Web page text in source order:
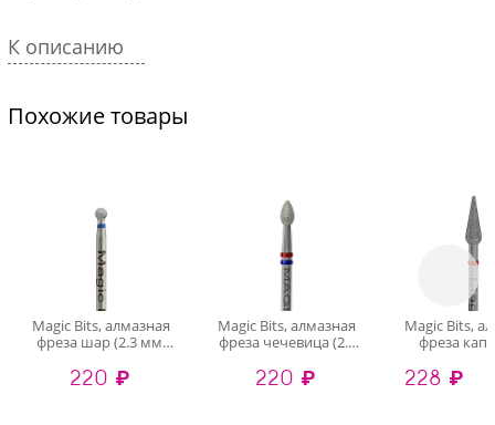
К описанию
Похожие товары
Magic Bits, алмазная
фреза шар (2.3 мм,
220 ₽
Magic Bits, алмазная
фреза чечевица (2.9
220 ₽
Magic Bits,
фреза
228 ₽